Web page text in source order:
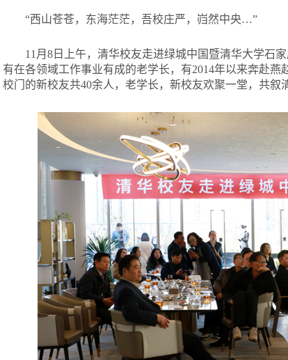
“西山苍苍，东海茫茫，吾校庄严，岿然中央…”
11 月8日上午，清华校友走进绿城中国暨清华大学石
有在各领域工作事业有成的老学长，有2014年以来奔赴
校门的新校友共40余人，老学长，新校友欢聚一堂，共叙